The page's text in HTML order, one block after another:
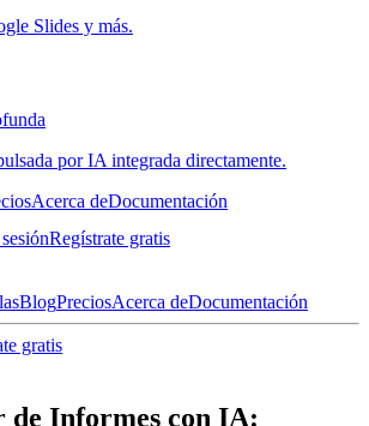
Slides y más.
por IA integrada directamente.
Acerca deDocumentación
Regístrate gratis
BlogPreciosAcerca deDocumentación
gratis
de Informes con IA: